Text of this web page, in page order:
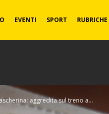
EVENTI SPORT RUBRICHE
aggredita sul treno a...